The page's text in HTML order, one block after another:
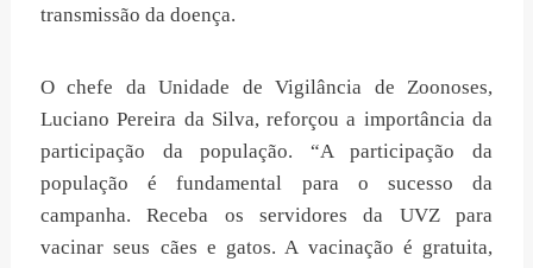
transmissão da doença.
O chefe da Unidade de Vigilância de Zoonoses,
Luciano Pereira da Silva, reforçou a importância da
participação da população. “A participação da
população é fundamental para o sucesso da
campanha. Receba os servidores da UVZ para
vacinar seus cães e gatos. A vacinação é gratuita,